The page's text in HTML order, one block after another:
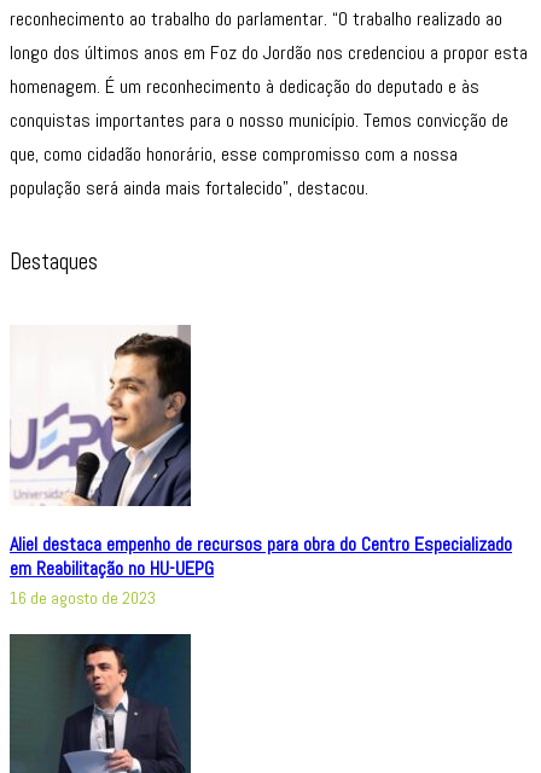
reconhecimento ao trabalho do parlamentar. “O trabalho realizado ao
longo dos últimos anos em Foz do Jordão nos credenciou a propor esta
homenagem. É um reconhecimento à dedicação do deputado e às
conquistas importantes para o nosso município. Temos convicção de
que, como cidadão honorário, esse compromisso com a nossa
população será ainda mais fortalecido”, destacou.
Destaques
Aliel destaca empenho de recursos para obra do Centro Especializado
em Reabilitação no HU-UEPG
16 de agosto de 2023